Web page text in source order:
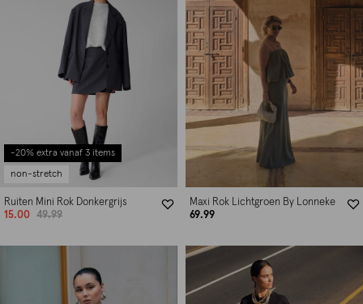
-20% extra vanaf 3 items
non-stretch
Ruiten Mini Rok Donkergrijs
15.00
49.99
Maxi Rok Lichtgroen By Lonneke
69.99